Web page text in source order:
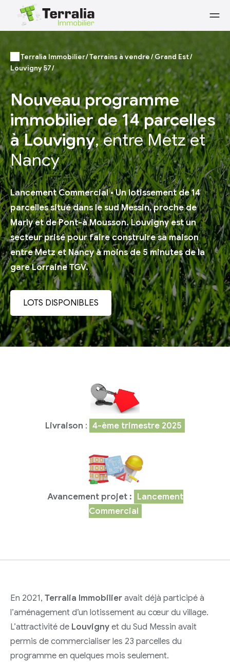
Terralia Immobilier Terrains à vendre
Grand Est
Louvigny 57
Nouveau programme
immobilier de 14 parcelles
à Louvigny, entre Metz et
Nancy
Lancement Commercial • Un lotissement de 14
parcelles situé dans le sud Messin, proche de
Marly et de Pont-à Mousson. Louvigny est un
secteur prisé pour faire construire sa maison
entre Metz et Nancy à moins de 5 minutes de la
gare Lorraine TGV.
LOTS DISPONIBLES
Livraison : 4-ème trimestre 2025
Avancement projet : Lancement
Commercial
En 2021, Terralia Immobilieravait déjà participé à
l’aménagement d’un lotissement au cœur du village.
L’attractivité de Louvignyet du Sud Messin avait
permis de commercialiser les 23 parcelles du
programme en quelques mois seulement.